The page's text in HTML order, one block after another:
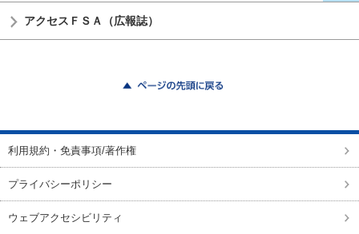
アクセスＦＳＡ（広報誌）
利用規約・免責事項/著作権
プライバシーポリシー
ウェブアクセシビリティ